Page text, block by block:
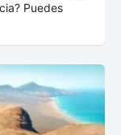
Puedes